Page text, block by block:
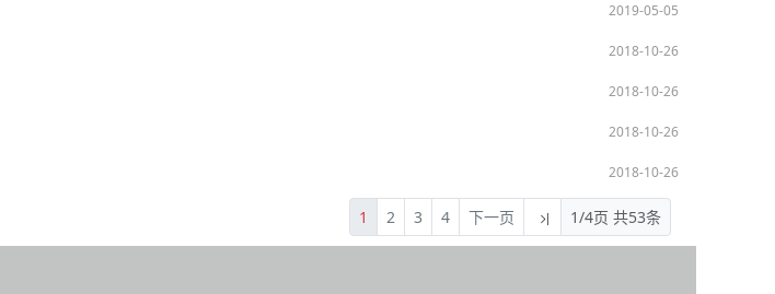
2019-05-05
2018-10-26
2018-10-26
2018-10-26
2018-10-26
1 2 3 4 下一页 1/4页 共53条